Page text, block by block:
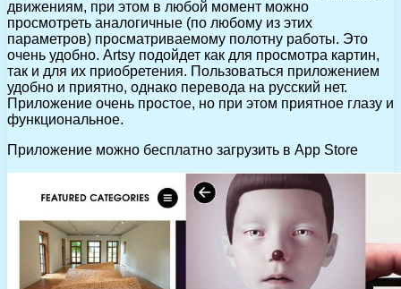
движениям, при этом в любой момент можно
просмотреть аналогичные (по любому из этих
параметров) просматриваемому полотну работы. Это
очень удобно. Artsy подойдет как для просмотра картин,
так и для их приобретения. Пользоваться приложением
удобно и приятно, однако перевода на русский нет.
Приложение очень простое, но при этом приятное глазу и
функциональное.
Приложение можно бесплатно загрузить в App Store